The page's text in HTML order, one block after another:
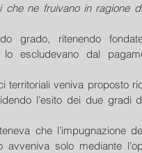
che ne fruivano in ragione
grado, ritenendo
lo escludevano dal
territoriali veniva proposto
l’esito dei due gradi
che l’impugnazione
solo mediante